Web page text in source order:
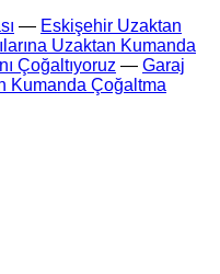
— Eskişehir Uzaktan
Uzaktan Kumanda
Çoğaltıyoruz — Garaj
Kumanda Çoğaltma